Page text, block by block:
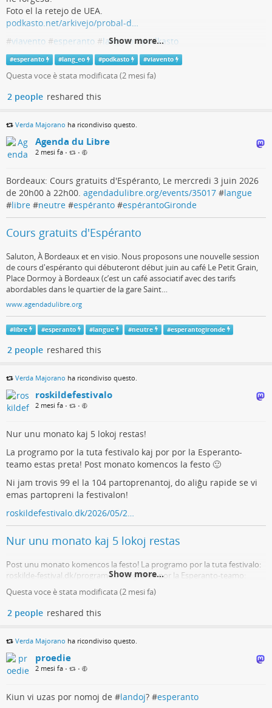
Foto el la retejo de UEA.
podkasto.net/arkivejo/probal-d…
#viavento #esperanto #lang_eo#podkasto
Varsovia Vento Elsendoj · Probal Dasgupta
Show more...
#esperanto #lang_eo #podkasto #viavento
Questa voce è stata modificata (2 mesi fa)
2 people reshared this
Verda Majorano ha ricondiviso questo.
Agenda du Libre
2 mesi fa • •
Bordeaux: Cours gratuits d'Espéranto, Le mercredi 3 juin 2026
de 20h00 à 22h00. agendadulibre.org/events/35017 #langue
#libre #neutre #espéranto #espérantoGironde
Cours gratuits d'Espéranto
Saluton, À Bordeaux et en visio. Nous proposons une nouvelle session
de cours d'espéranto qui débuteront début juin au café Le Petit Grain,
Place Dormoy à Bordeaux (c’est un café associatif avec des tarifs
abordables dans le quartier de la gare Saint…
www.agendadulibre.org
#libre #esperanto #langue #neutre #esperantogironde
2 people reshared this
Verda Majorano ha ricondiviso questo.
roskildefestivalo
2 mesi fa • •
Nur unu monato kaj 5 lokoj restas!
La programo por la tuta festivalo kaj por por la Esperanto-
teamo estas preta! Post monato komencos la festo 🙂
Ni jam trovis 99 el la 104 partoprenantoj, do aliĝu rapide se vi
emas partopreni la festivalon!
roskildefestivalo.dk/2026/05/2…
Nur unu monato kaj 5 lokoj restas
Post unu monato komencos la festo! La programo por la tuta festivalo:
roskilde-festival.dk/program La programo por la Esperanto-teamo:
mallonge.net/programo Ni jam trovi 99 el la 104 partoprenantoj…
Show more...
Questa voce è stata modificata (2 mesi fa)
2 people reshared this
Verda Majorano ha ricondiviso questo.
proedie
2 mesi fa • •
Kiun vi uzas por nomoj de #landoj? #esperanto